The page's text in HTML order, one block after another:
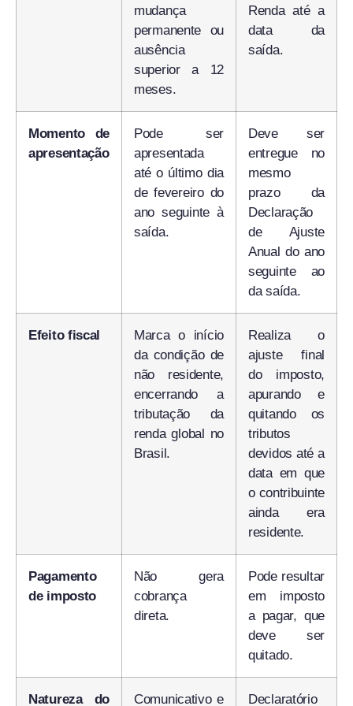
mudança
permanente ou
ausência
superior a 12
meses.
Renda até a
data da
saída.
Momento de
apresentação
Pode ser
apresentada
até o último dia
de fevereiro do
ano seguinte à
saída.
Deve ser
entregue no
mesmo
prazo da
Declaração
de Ajuste
Anual do ano
seguinte ao
da saída.
Efeito fiscal
Marca o início
da condição de
não residente,
encerrando a
tributação da
renda global no
Brasil.
Realiza o
ajuste final
do imposto,
apurando e
quitando os
tributos
devidos até a
data em que
o contribuinte
ainda era
residente.
Pagamento
de imposto
Não gera
cobrança
direta.
Pode resultar
em imposto
a pagar, que
deve ser
quitado.
Natureza do
Comunicativo e
Declaratório